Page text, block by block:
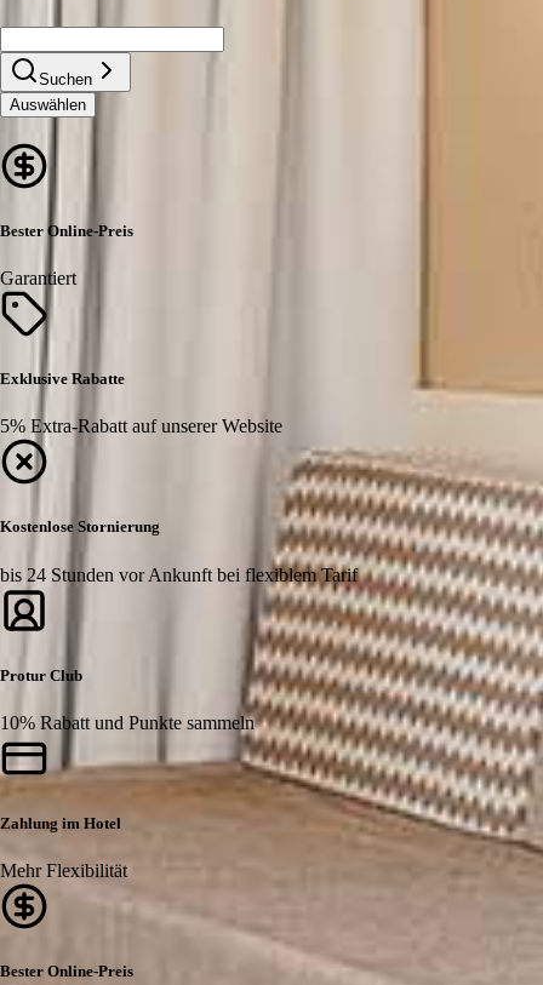
Suchen
Auswählen
Bester Online-Preis
Garantiert
Exklusive Rabatte
5% Extra-Rabatt auf unserer Website
Kostenlose Stornierung
bis 24 Stunden vor Ankunft bei flexiblem Tarif
Protur Club
10% Rabatt und Punkte sammeln
Zahlung im Hotel
Mehr Flexibilität
Bester Online-Preis